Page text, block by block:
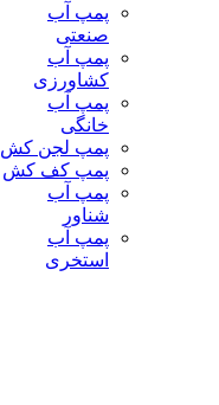
پمپ آب
صنعتی
پمپ آب
کشاورزی
پمپ آب
خانگی
پمپ لجن کش
پمپ کف کش
پمپ آب
شناور
پمپ آب
استخری